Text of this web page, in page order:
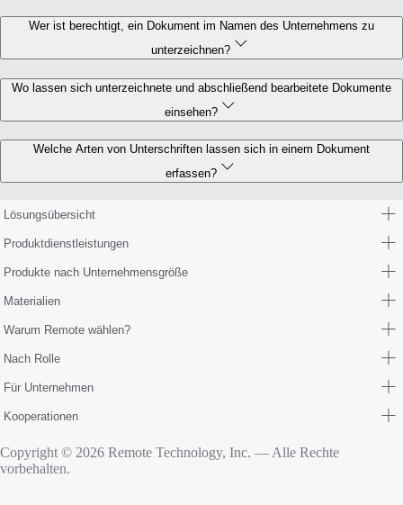
Wer ist berechtigt, ein Dokument im Namen des Unternehmens zu
unterzeichnen?
Wo lassen sich unterzeichnete und abschließend bearbeitete Dokumente
einsehen?
Welche Arten von Unterschriften lassen sich in einem Dokument
erfassen?
Lösungsübersicht
Produktdienstleistungen
Produkte nach Unternehmensgröße
Materialien
Warum Remote wählen?
Nach Rolle
Für Unternehmen
Kooperationen
Copyright © 2026 Remote Technology, Inc. — Alle Rechte
vorbehalten.